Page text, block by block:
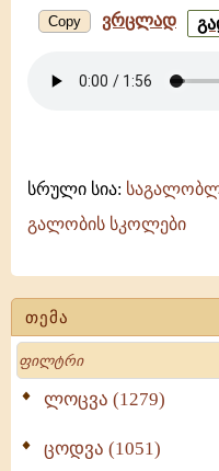
თემა
Search
ლოცვა (1279)
ცოდვა (1051)
Copy ვრცლად
სრული სია:
გალობის სკოლები